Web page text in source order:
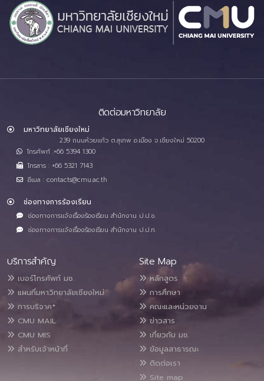
ติดต่อมหาวิทยาลัย
มหาวิทยาลัยเชียงใหม่
239 ถนนห้วยแก้ว ต.สุเทพ อ.เมือง จ.เชียงใหม่ 50200
โทรศัพท์ :+66 5394 1300
โทรสาร : +66 5321 7143
อีเมล : contacts@cmu.ac.th
ช่องทางการร้องเรียน
ช่องทางการแจ้งเรื่องร้องเรียน สำนักงาน ป.ป.ช.
ช่องทางการแจ้งเรื่องร้องเรียน สำนักงาน ป.ป.ท.
บริการสำคัญ
เบอร์โทรศัพท์ มช.
แผนที่มหาวิทยาลัยเชียงใหม่
การบริจาค*
CMU MAIL
CMU MIS
สำหรับเจ้าหน้าที่
Site Map
หลักสูตร
การศึกษา
คณะและหน่วยงาน
ข่าวสาร
เกี่ยวกับ มช.
ข้อมูลสาธารณะ
ติดต่อเรา
Site map